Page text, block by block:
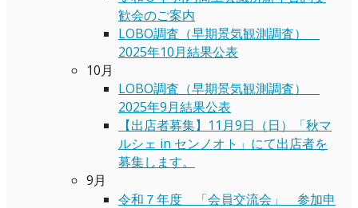
歓会のご案内
LOBO調査（早期景気観測調査）
2025年10月結果公表
10月
LOBO調査（早期景気観測調査）
2025年9月結果公表
【出店者募集】11月9日（日）「秋マ
ルシェ in センノオト」にて出店者を
募集します。
9月
令和７年度 「会員交流会」 参加申